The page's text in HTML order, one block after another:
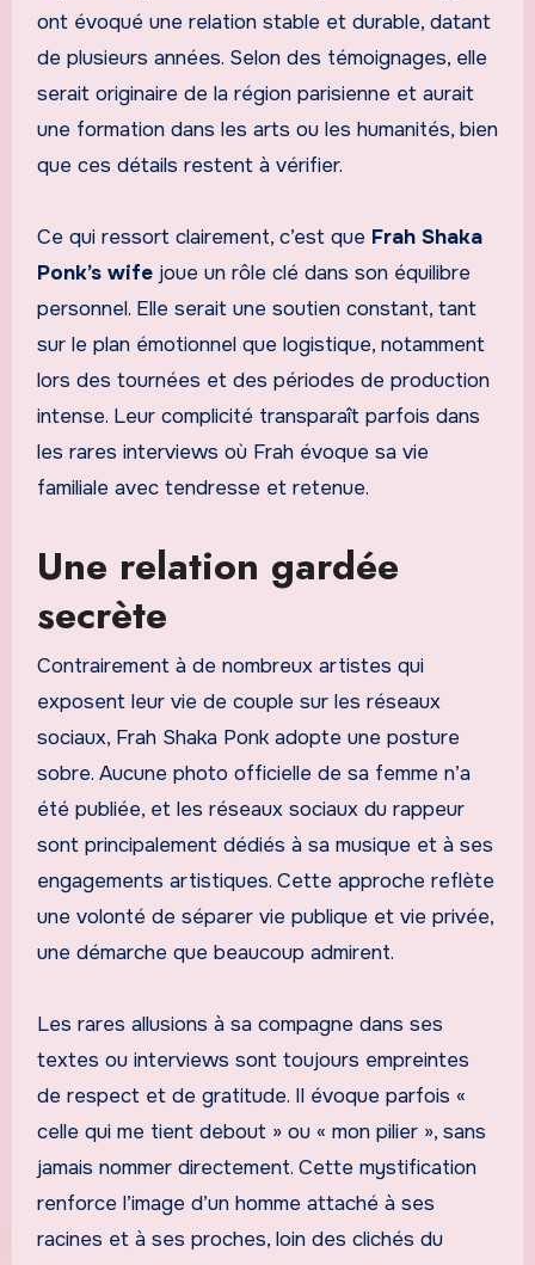
ont évoqué une relation stable et durable, datant
de plusieurs années. Selon des témoignages, elle
serait originaire de la région parisienne et aurait
une formation dans les arts ou les humanités, bien
que ces détails restent à vérifier.
Ce qui ressort clairement, c’est que Frah Shaka
Ponk’s wifejoue un rôle clé dans son équilibre
personnel. Elle serait une soutien constant, tant
sur le plan émotionnel que logistique, notamment
lors des tournées et des périodes de production
intense. Leur complicité transparaît parfois dans
les rares interviews où Frah évoque sa vie
familiale avec tendresse et retenue.
Une relation gardée
secrète
Contrairement à de nombreux artistes qui
exposent leur vie de couple sur les réseaux
sociaux, Frah Shaka Ponk adopte une posture
sobre. Aucune photo officielle de sa femme n’a
été publiée, et les réseaux sociaux du rappeur
sont principalement dédiés à sa musique et à ses
engagements artistiques. Cette approche reflète
une volonté de séparer vie publique et vie privée,
une démarche que beaucoup admirent.
Les rares allusions à sa compagne dans ses
textes ou interviews sont toujours empreintes
de respect et de gratitude. Il évoque parfois «
celle qui me tient debout » ou « mon pilier », sans
jamais nommer directement. Cette mystification
renforce l’image d’un homme attaché à ses
racines et à ses proches, loin des clichés du